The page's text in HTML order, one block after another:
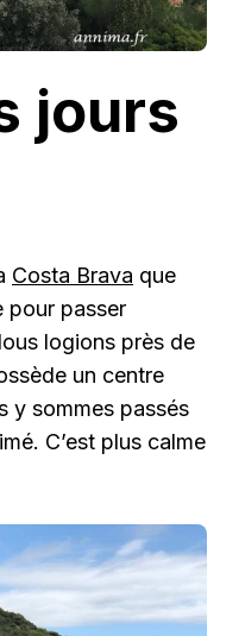
jours
Costa Brava que
pour passer
logions près de
un centre
y sommes passés
C’est plus calme